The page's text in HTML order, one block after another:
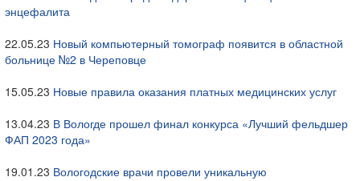
энцефалита
22.05.23 Новый компьютерный томограф появится в областной
больнице №2 в Череповце
15.05.23 Новые правила оказания платных медицинских услуг
13.04.23 В Вологде прошел финал конкурса «Лучший фельдшер
ФАП 2023 года»
19.01.23 Вологодские врачи провели уникальную